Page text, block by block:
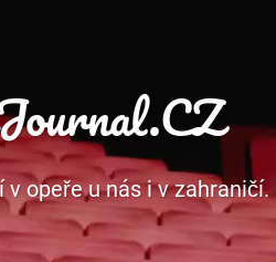
v opeře u nás i v zahraničí.